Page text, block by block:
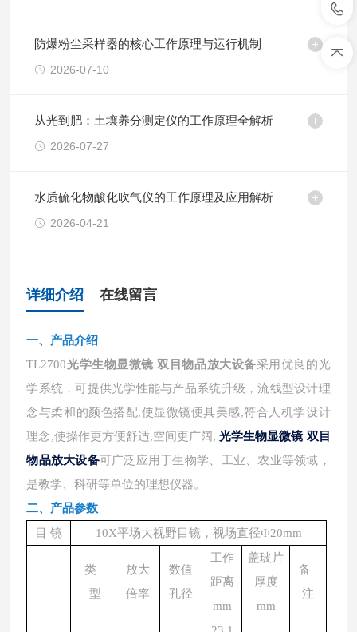
防爆粉尘采样器的核心工作原理与运行机制
2026-07-10
从光到肥：土壤养分测定仪的工作原理全解析
2026-07-27
水质硫化物酸化吹气仪的工作原理及应用解析
2026-04-21
详细介绍 在线留言
一、 产品介绍
TL2700光学生物显微镜 双目物品放大设备采用优良的光
学系统，可提供光学性能与产品系统升级，流线型设计理
念与柔和的颜色搭配,使显微镜便具美感,符合人机学设计
理念,使操作更方便舒适,空间更广阔,光学生物显微镜 双目
物品放大设备可广泛应用于生物学、工业、农业等领域，
是教学、科研等单位的理想仪器。
二、产品参数
目 镜
10X平场大视野目镜，视场直径Ф20mm
类
型
放大
倍率
数值
孔径
工作
距离
mm
盖玻片
厚度
mm
备
注